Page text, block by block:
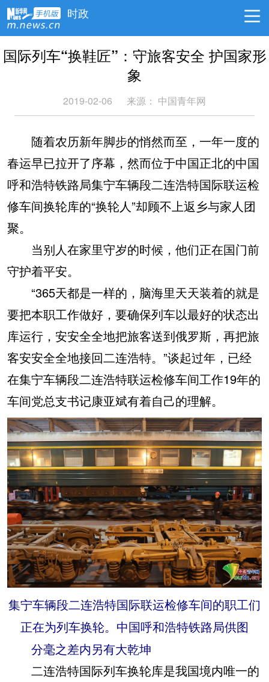
时政
国际列车“换鞋匠”：守旅客安全 护国家形
象
2019-02-06 来源： 中国青年网
随着农历新年脚步的悄然而至，一年一度的
春运早已拉开了序幕，然而位于中国正北的中国
呼和浩特铁路局集宁车辆段二连浩特国际联运检
修车间换轮库的“换轮人”却顾不上返乡与家人团
聚。
当别人在家里守岁的时候，他们正在国门前
守护着平安。
“365天都是一样的，脑海里天天装着的就是
要把本职工作做好，要确保列车以最好的状态出
库运行，安安全全地把旅客送到俄罗斯，再把旅
客安安全全地接回二连浩特。”谈起过年，已经
在集宁车辆段二连浩特联运检修车间工作19年的
车间党总支书记康亚斌有着自己的理解。
集宁车辆段二连浩特国际联运检修车间的职工们
正在为列车换轮。中国呼和浩特铁路局供图
分毫之差内另有大乾坤
二连浩特国际列车换轮库是我国境内唯一的